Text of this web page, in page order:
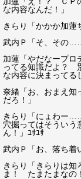
な内容なんだ！」
きらり「かかか加蓮
武内Ｐ「そ、その
加蓮「やだなープロ
ってる知識だよ？
な内容に決まってる
奈緒「お、おまえ
だろ！」
きらり「にょわー
穴掘ってはそうい
ん！」ﾕｻﾕｻ
武内Ｐ「お、落ち着
きらり「きらりは
ま！ たまたまなの